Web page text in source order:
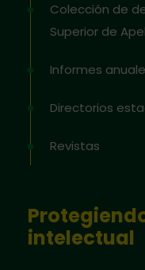
Colección de
Superior de
Informes
Directorios
Revistas
intelectual